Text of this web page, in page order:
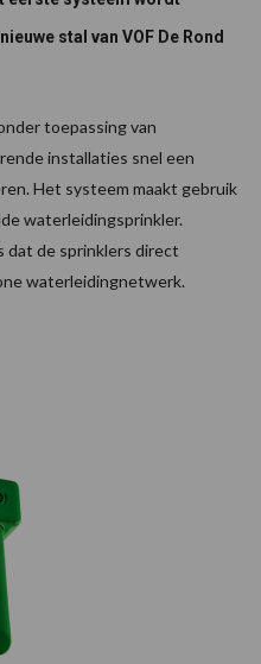
stal van VOF De Rond
toepassing van
installaties snel een
Het systeem maakt gebruik
waterleidingsprinkler.
dat de sprinklers direct
waterleidingnetwerk.